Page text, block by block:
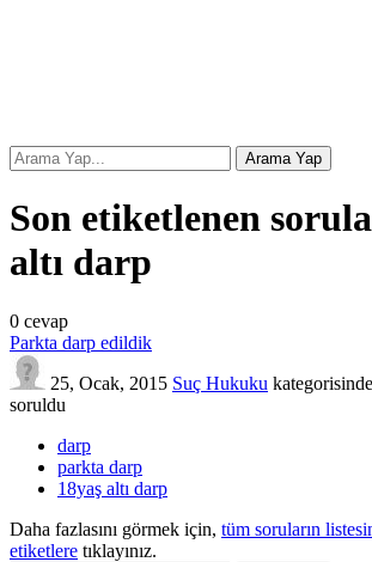
Son etiketlenen
altı darp
0 cevap
Parkta darp edildik
25, Ocak, 2015 Suç Hukuku kategorisinde
soruldu
darp
parkta darp
18yaş altı darp
Daha fazlasını görmek için, tüm soruların
etiketlere tıklayınız.